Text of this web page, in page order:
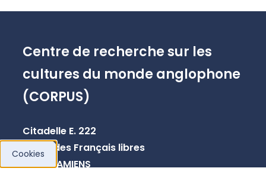
Centre de recherche sur les
cultures du monde anglophone
(CORPUS)
Citadelle E. 222
10 rue des Français libres
80080 AMIENS
Cookies